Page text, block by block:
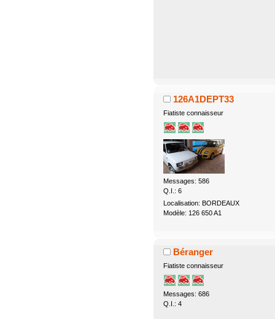
126A1DEPT33
Fiatiste connaisseur
Messages: 586
Q.I.: 6
Localisation: BORDEAUX
Modèle: 126 650 A1
Béranger
Fiatiste connaisseur
Messages: 686
Q.I.: 4